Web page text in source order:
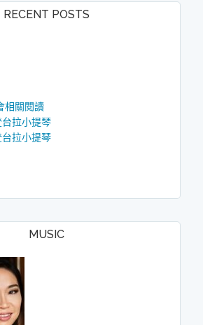
RECENT POSTS
相關閱讀
台拉小提琴
拉小提琴
MUSIC